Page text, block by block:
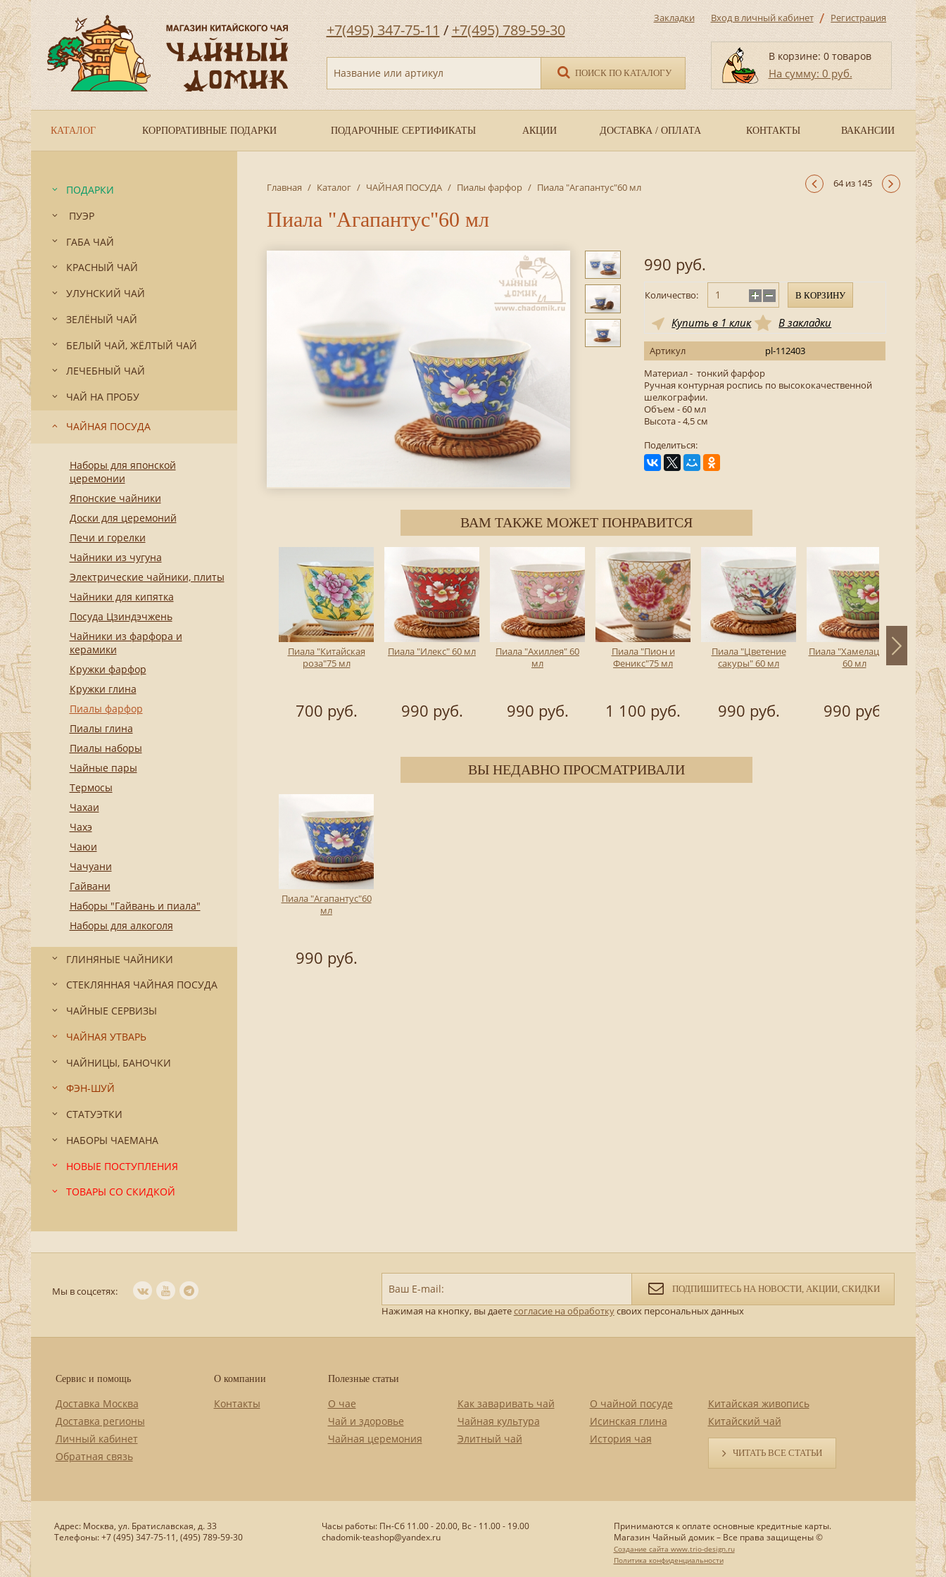
+7(495) 347-75-11 / +7(495) 789-59-30
Название или артикул ПОИСК ПО КАТАЛОГУ
Закладки Вход в личный кабинет / Регистрация
В корзине: 0 товаров
На сумму: 0 руб.
КАТАЛОГ КОРПОРАТИВНЫЕ ПОДАРКИ ПОДАРОЧНЫЕ СЕРТИФИКАТЫ АКЦИИ ДОСТАВКА / ОПЛАТА КОНТАКТЫ ВАКАНСИИ
ПОДАРКИ
ПУЭР
ГАБА ЧАЙ
КРАСНЫЙ ЧАЙ
УЛУНСКИЙ ЧАЙ
ЗЕЛЁНЫЙ ЧАЙ
БЕЛЫЙ ЧАЙ, ЖЁЛТЫЙ ЧАЙ
ЛЕЧЕБНЫЙ ЧАЙ
ЧАЙ НА ПРОБУ
ЧАЙНАЯ ПОСУДА
Наборы для японской
церемонии
Японские чайники
Доски для церемоний
Печи и горелки
Чайники из чугуна
Электрические чайники, плиты
Чайники для кипятка
Посуда Цзиндэчжень
Чайники из фарфора и
керамики
Кружки фарфор
Кружки глина
Пиалы фарфор
Пиалы глина
Пиалы наборы
Чайные пары
Термосы
Чахаи
Чахэ
Чаюи
Чачуани
Гайвани
Наборы "Гайвань и пиала"
Наборы для алкоголя
ГЛИНЯНЫЕ ЧАЙНИКИ
СТЕКЛЯННАЯ ЧАЙНАЯ ПОСУДА
ЧАЙНЫЕ СЕРВИЗЫ
ЧАЙНАЯ УТВАРЬ
ЧАЙНИЦЫ, БАНОЧКИ
ФЭН-ШУЙ
СТАТУЭТКИ
НАБОРЫ ЧАЕМАНА
НОВЫЕ ПОСТУПЛЕНИЯ
ТОВАРЫ СО СКИДКОЙ
Главная / Каталог / ЧАЙНАЯ ПОСУДА / Пиалы фарфор / Пиала "Агапантус"60 мл
Пиала "Агапантус"60 мл
64 из 145
990 руб.
Количество: В КОРЗИНУ
Купить в 1 клик В закладки
Артикул
pl-112403
Материал - тонкий фарфор
Ручная контурная роспись по высококачественной
шелкографии.
Объем - 60 мл
Высота - 4,5 см
Поделиться:
ВАМ ТАКЖЕ МОЖЕТ ПОНРАВИТСЯ
Пиала "Китайская
роза"75 мл
700 руб.
Пиала "Илекс" 60 мл
990 руб.
Пиала "Ахиллея" 60
мл
990 руб.
Пиала "Пион и
Феникс"75 мл
1 100 руб.
Пиала "Цветение
сакуры" 60 мл
990 руб.
Пиала "Хамелациум"
60 мл
990 руб.
Набор
4
ВЫ НЕДАВНО ПРОСМАТРИВАЛИ
Пиала "Агапантус"60
мл
990 руб.
Ваш E-mail: ПОДПИШИТЕСЬ НА НОВОСТИ, АКЦИИ, СКИДКИ
Нажимая на кнопку, вы даетесогласие на обработкусвоих персональных данных
Мы в соцсетях:
Сервис и помощь
Доставка Москва
Доставка регионы
Личный кабинет
Обратная связь
О компании
Контакты
Полезные статьи
О чае
Чай и здоровье
Чайная церемония
Как заваривать чай
Чайная культура
Элитный чай
О чайной посуде
Исинская глина
История чая
Китайская живопись
Китайский чай
ЧИТАТЬ ВСЕ СТАТЬИ
Адрес: Москва, ул. Братиславская, д. 33
Телефоны: +7 (495) 347-75-11, (495) 789-59-30
Часы работы: Пн-Сб 11.00 - 20.00, Вс - 11.00 - 19.00
chadomik-teashop@yandex.ru
Принимаются к оплате основные кредитные карты.
Магазин Чайный домик – Все права защищены ©
Создание сайта www.trio-design.ru
Политика конфиденциальности